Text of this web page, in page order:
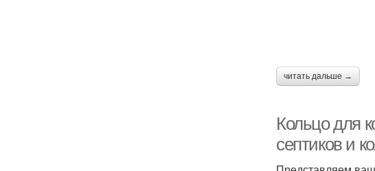
читать дальше →
Кольцо для
септиков и